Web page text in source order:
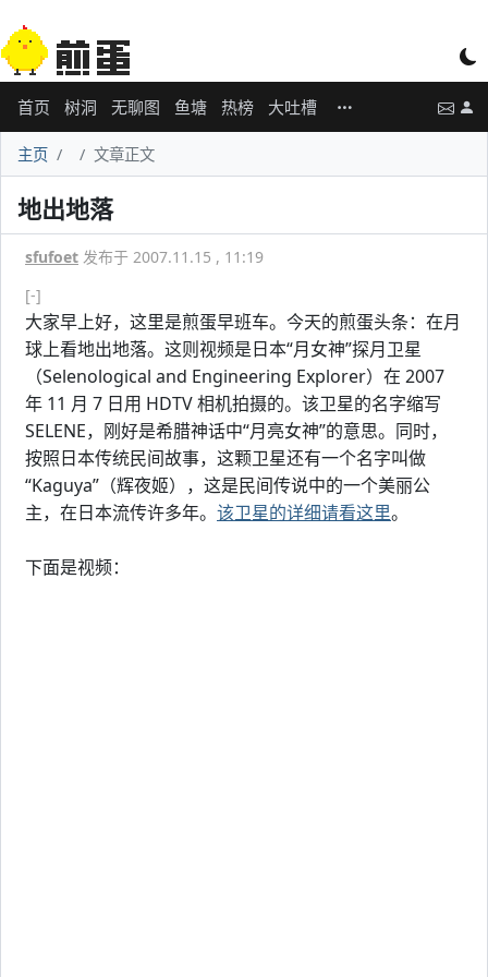
首页 树洞 无聊图 鱼塘 热榜 大吐槽
主页 文章正文
地出地落
sfufoet 发布于 2007.11.15 , 11:19
[-]
大家早上好，这里是煎蛋早班车。今天的煎蛋头条：在月
球上看地出地落。这则视频是日本“月女神”探月卫星
（Selenological and Engineering Explorer）在 2007
年 11 月 7 日用 HDTV 相机拍摄的。该卫星的名字缩写
SELENE，刚好是希腊神话中“月亮女神”的意思。同时，
按照日本传统民间故事，这颗卫星还有一个名字叫做
“Kaguya”（辉夜姬），这是民间传说中的一个美丽公
主，在日本流传许多年。 该卫星的详细请看这里。
下面是视频：